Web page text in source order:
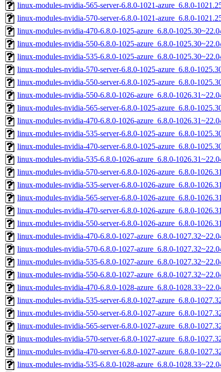
linux-modules-nvidia-565-server-6.8.0-1021-azure_6.8.0-
linux-modules-nvidia-570-server-6.8.0-1021-azure_6.8.0-
linux-modules-nvidia-470-6.8.0-1025-azure_6.8.0-
linux-modules-nvidia-550-6.8.0-1025-azure_6.8.0-
linux-modules-nvidia-535-6.8.0-1025-azure_6.8.0-
linux-modules-nvidia-570-server-6.8.0-1025-azure_6.8.0-
linux-modules-nvidia-550-server-6.8.0-1025-azure_6.8.0-
linux-modules-nvidia-550-6.8.0-1026-azure_6.8.0-
linux-modules-nvidia-565-server-6.8.0-1025-azure_6.8.0-
linux-modules-nvidia-470-6.8.0-1026-azure_6.8.0-
linux-modules-nvidia-535-server-6.8.0-1025-azure_6.8.0-
linux-modules-nvidia-470-server-6.8.0-1025-azure_6.8.0-
linux-modules-nvidia-535-6.8.0-1026-azure_6.8.0-
linux-modules-nvidia-570-server-6.8.0-1026-azure_6.8.0-
linux-modules-nvidia-535-server-6.8.0-1026-azure_6.8.0-
linux-modules-nvidia-565-server-6.8.0-1026-azure_6.8.0-
linux-modules-nvidia-470-server-6.8.0-1026-azure_6.8.0-
linux-modules-nvidia-550-server-6.8.0-1026-azure_6.8.0-
linux-modules-nvidia-470-6.8.0-1027-azure_6.8.0-
linux-modules-nvidia-570-6.8.0-1027-azure_6.8.0-
linux-modules-nvidia-535-6.8.0-1027-azure_6.8.0-
linux-modules-nvidia-550-6.8.0-1027-azure_6.8.0-
linux-modules-nvidia-470-6.8.0-1028-azure_6.8.0-
linux-modules-nvidia-535-server-6.8.0-1027-azure_6.8.0-
linux-modules-nvidia-550-server-6.8.0-1027-azure_6.8.0-
linux-modules-nvidia-565-server-6.8.0-1027-azure_6.8.0-
linux-modules-nvidia-570-server-6.8.0-1027-azure_6.8.0-
linux-modules-nvidia-470-server-6.8.0-1027-azure_6.8.0-
linux-modules-nvidia-535-6.8.0-1028-azure_6.8.0-